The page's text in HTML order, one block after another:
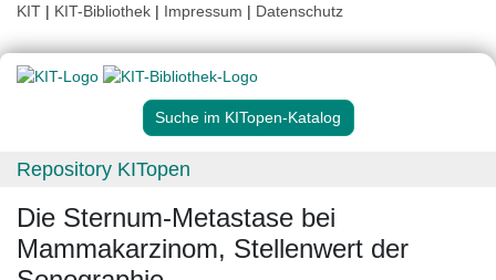
KIT | KIT-Bibliothek | Impressum | Datenschutz
Suche im KITopen-Katalog
Repository KITopen
Die Sternum-Metastase bei
Mammakarzinom, Stellenwert der